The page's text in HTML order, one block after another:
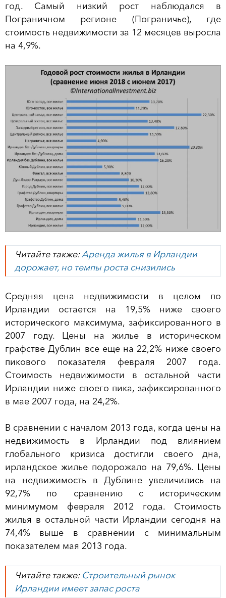
год. Самый низкий рост наблюдался в
Пограничном регионе (Пограничье), где
стоимость недвижимости за 12 месяцев выросла
на 4,9%.
Читайте также:Аренда жилья в Ирландии
дорожает, но темпы роста снизились
Средняя цена недвижимости в целом по
Ирландии остается на 19,5% ниже своего
исторического максимума, зафиксированного в
2007 году. Цены на жилье в историческом
графстве Дублин все еще на 22,2% ниже своего
пикового показателя февраля 2007 года.
Стоимость недвижимости в остальной части
Ирландии ниже своего пика, зафиксированного
в мае 2007 года, на 24,2%.
В сравнении с началом 2013 года, когда цены на
недвижимость в Ирландии под влиянием
глобального кризиса достигли своего дна,
ирландское жилье подорожало на 79,6%. Цены
на недвижимость в Дублине увеличились на
92,7% по сравнению с историческим
минимумом февраля 2012 года. Стоимость
жилья в остальной части Ирландии сегодня на
74,4% выше в сравнении с минимальным
показателем мая 2013 года.
Читайте также: Строительный рынок
Ирландии имеет запас роста